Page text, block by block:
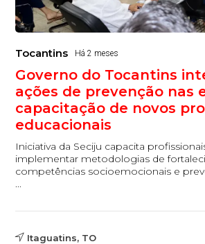
Tocantins Há 2 meses
Governo do Tocantins
ações de prevenção nas
capacitação de novos
educacionais
Iniciativa da Seciju capacita
implementar metodologias de
competências socioemocionais e
...
Itaguatins, TO